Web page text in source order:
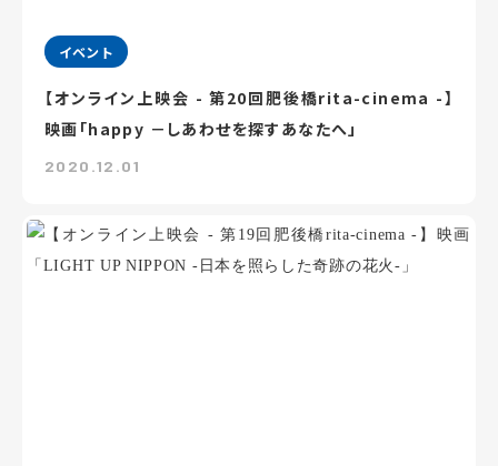
イベント
【オンライン上映会 - 第20回肥後橋rita-cinema -】
映画「happy －しあわせを探すあなたへ」
2020.12.01